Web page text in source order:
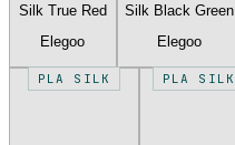
Silk True Red
Elegoo
Silk Black Green
Elegoo
PLA SILK PLA SILK